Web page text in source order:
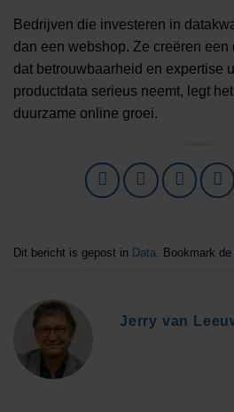
Bedrijven die investeren in
dan een webshop. Ze creëren een
dat betrouwbaarheid en expertise
productdata serieus neemt, legt
duurzame online groei.
Dit bericht is gepost in Data . Bookmark de
Jerry van